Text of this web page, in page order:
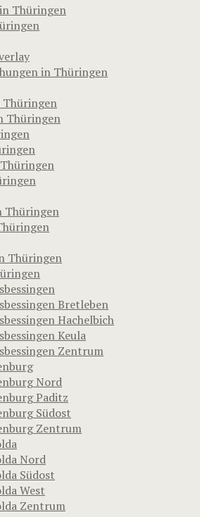
Thüringen
in Thüringen
Thüringen
Thüringen
Thüringen
Thüringen
Bretleben
Hachelbich
Keula
Zentrum
Nord
Paditz
Südost
Zentrum
Nord
Südost
West
Zentrum